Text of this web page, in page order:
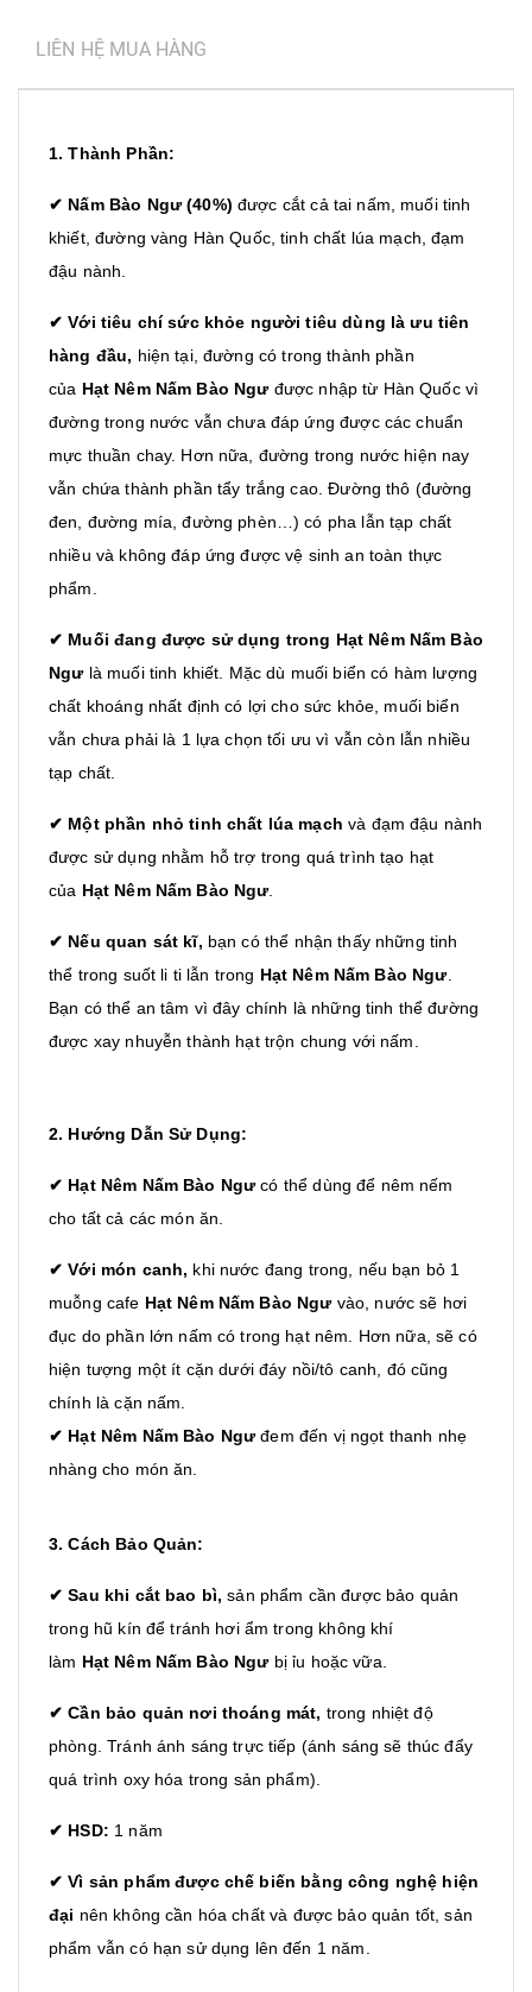
LIÊN HỆ MUA HÀNG
1. Thành Phần:
✔ Nấm Bào Ngư (40%) được cắt cả tai nấm, muối tinh
khiết, đường vàng Hàn Quốc, tinh chất lúa mạch, đạm
đậu nành.
✔ Với tiêu chí sức khỏe người tiêu dùng là ưu tiên
hàng đầu, hiện tại, đường có trong thành phần
của Hạt Nêm Nấm Bào Ngưđược nhập từ Hàn Quốc vì
đường trong nước vẫn chưa đáp ứng được các chuẩn
mực thuần chay. Hơn nữa, đường trong nước hiện nay
vẫn chứa thành phần tẩy trắng cao. Đường thô (đường
đen, đường mía, đường phèn…) có pha lẫn tạp chất
nhiều và không đáp ứng được vệ sinh an toàn thực
phẩm.
✔ Muối đang được sử dụng trong Hạt Nêm Nấm Bào
Ngưlà muối tinh khiết. Mặc dù muối biển có hàm lượng
chất khoáng nhất định có lợi cho sức khỏe, muối biển
vẫn chưa phải là 1 lựa chọn tối ưu vì vẫn còn lẫn nhiều
tạp chất.
✔ Một phần nhỏ tinh chất lúa mạch và đạm đậu nành
được sử dụng nhằm hỗ trợ trong quá trình tạo hạt
của Hạt Nêm Nấm Bào Ngư.
✔ Nếu quan sát kĩ, bạn có thể nhận thấy những tinh
thể trong suốt li ti lẫn trong Hạt Nêm Nấm Bào Ngư.
Bạn có thể an tâm vì đây chính là những tinh thể đường
được xay nhuyễn thành hạt trộn chung với nấm.
2. Hướng Dẫn Sử Dụng:
✔ Hạt Nêm Nấm Bào Ngưcó thể dùng để nêm nếm
cho tất cả các món ăn.
✔ Với món canh, khi nước đang trong, nếu bạn bỏ 1
muỗng cafe Hạt Nêm Nấm Bào Ngưvào, nước sẽ hơi
đục do phần lớn nấm có trong hạt nêm. Hơn nữa, sẽ có
hiện tượng một ít cặn dưới đáy nồi/tô canh, đó cũng
chính là cặn nấm.
✔ Hạt Nêm Nấm Bào Ngưđem đến vị ngọt thanh nhẹ
nhàng cho món ăn.
3. Cách Bảo Quản:
✔ Sau khi cắt bao bì, sản phẩm cần được bảo quản
trong hũ kín để tránh hơi ẩm trong không khí
làm Hạt Nêm Nấm Bào Ngưbị ỉu hoặc vữa.
✔ Cần bảo quản nơi thoáng mát, trong nhiệt độ
phòng. Tránh ánh sáng trực tiếp (ánh sáng sẽ thúc đẩy
quá trình oxy hóa trong sản phẩm).
✔ HSD: 1 năm
✔ Vì sản phẩm được chế biến bằng công nghệ hiện
đại nên không cần hóa chất và được bảo quản tốt, sản
phẩm vẫn có hạn sử dụng lên đến 1 năm.